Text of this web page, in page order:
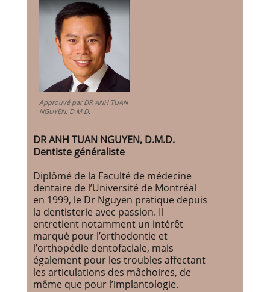
Approuvé par DR ANH TUAN
NGUYEN, D.M.D.
DR ANH TUAN NGUYEN, D.M.D.
Dentiste généraliste
Diplômé de la Faculté de médecine
dentaire de l’Université de Montréal
en 1999, le Dr Nguyen pratique depuis
la dentisterie avec passion. Il
entretient notamment un intérêt
marqué pour l’orthodontie et
l’orthopédie dentofaciale, mais
également pour les troubles affectant
les articulations des mâchoires, de
même que pour l’implantologie.